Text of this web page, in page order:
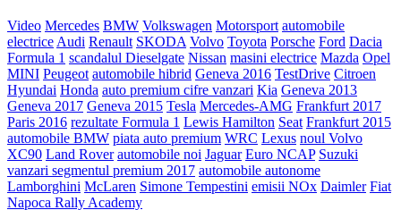
Video Mercedes BMW Volkswagen Motorsport automobile
electrice Audi Renault SKODA Volvo Toyota Porsche Ford Dacia
Formula 1 scandalul Dieselgate Nissan masini electrice Mazda Opel
MINI Peugeot automobile hibrid Geneva 2016 TestDrive Citroen
Hyundai Honda auto premium cifre vanzari Kia Geneva 2013
Geneva 2017 Geneva 2015 Tesla Mercedes-AMG Frankfurt 2017
Paris 2016 rezultate Formula 1 Lewis Hamilton Seat Frankfurt 2015
automobile BMW piata auto premium WRC Lexus noul Volvo
XC90 Land Rover automobile noi Jaguar Euro NCAP Suzuki
vanzari segmentul premium 2017 automobile autonome
Lamborghini McLaren Simone Tempestini emisii NOx Daimler Fiat
Napoca Rally Academy